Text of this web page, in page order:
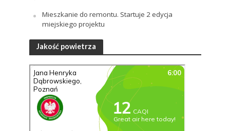
Mieszkanie do remontu. Startuje 2 edycja
miejskiego projektu
Jakość powietrza